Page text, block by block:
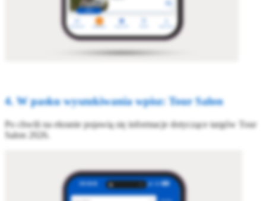
4. W pasku wyszukiwania wpisz: Tour Salon
Po chwili na ekranie pojawią się informacje dotyczące targów Tour
Salon 2026.